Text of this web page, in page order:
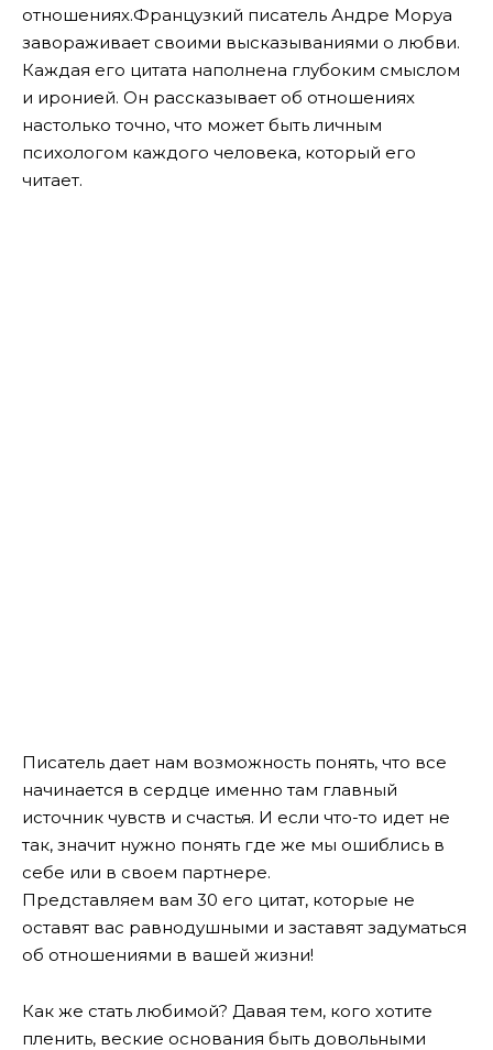
отношениях.Французкий писатель Андре Моруа
завораживает своими высказываниями о любви.
Каждая его цитата наполнена глубоким смыслом
и иронией. Он рассказывает об отношениях
настолько точно, что может быть личным
психологом каждого человека, который его
читает.
Писатель дает нам возможность понять, что все
начинается в сердце именно там главный
источник чувств и счастья. И если что-то идет не
так, значит нужно понять где же мы ошиблись в
себе или в своем партнере.
Представляем вам 30 его цитат, которые не
оставят вас равнодушными и заставят задуматься
об отношениями в вашей жизни!
Как же стать любимой? Давая тем, кого хотите
пленить, веские основания быть довольными